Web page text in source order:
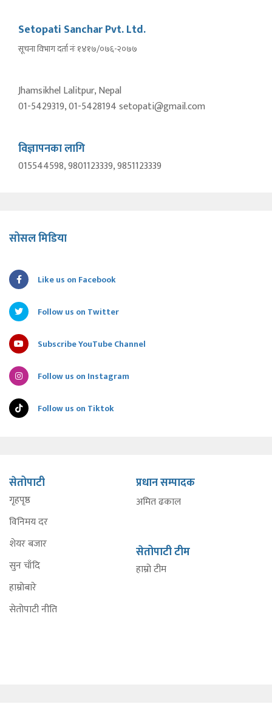
Setopati Sanchar Pvt. Ltd.
सूचना विभाग दर्ता नंः १४१७/०७६-२०७७
Jhamsikhel Lalitpur, Nepal
01-5429319, 01-5428194 setopati@gmail.com
विज्ञापनका लागि
015544598, 9801123339, 9851123339
सोसल मिडिया
Like us on Facebook
Follow us on Twitter
Subscribe YouTube Channel
Follow us on Instagram
Follow us on Tiktok
सेतोपाटी
गृहपृष्ठ
विनिमय दर
शेयर बजार
सुन चाँदि
हाम्रोबारे
सेतोपाटी नीति
प्रधान सम्पादक
अमित ढकाल
सेतोपाटी टीम
हाम्रो टीम